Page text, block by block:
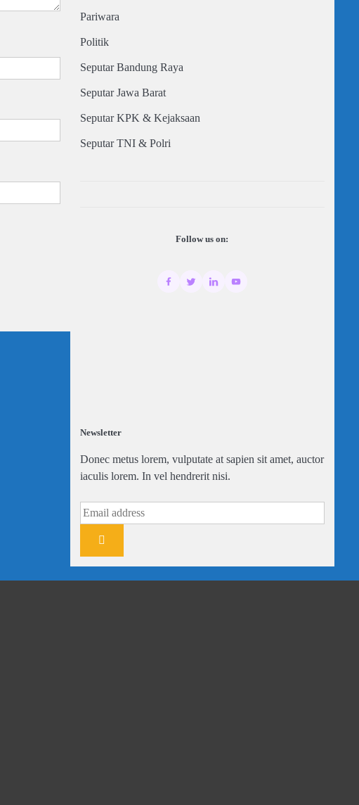
Pariwara
Politik
Seputar Bandung Raya
Seputar Jawa Barat
Seputar KPK & Kejaksaan
Seputar TNI & Polri
Follow us on:
Newsletter
Donec metus lorem, vulputate at sapien sit amet, auctor
iaculis lorem. In vel hendrerit nisi.